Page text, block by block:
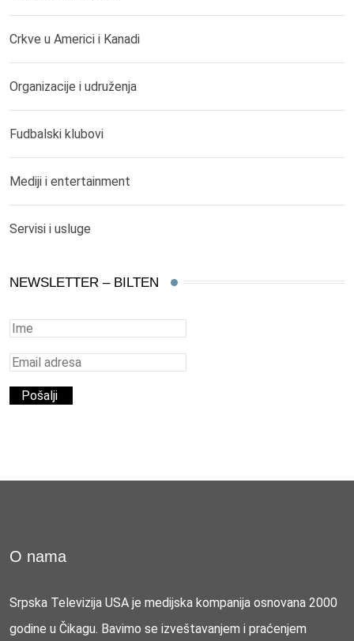
Crkve u Americi i Kanadi
Organizacije i udruženja
Fudbalski klubovi
Mediji i entertainment
Servisi i usluge
NEWSLETTER – BILTEN
O nama
Srpska Televizija USA je medijska kompanija osnovana 2000
godine u Čikagu. Bavimo se izveštavanjem i praćenjem